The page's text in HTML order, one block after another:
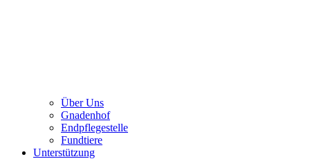
Über Uns
Gnadenhof
Endpflegestelle
Fundtiere
Unterstützung